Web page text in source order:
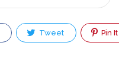
Tweet Pin It